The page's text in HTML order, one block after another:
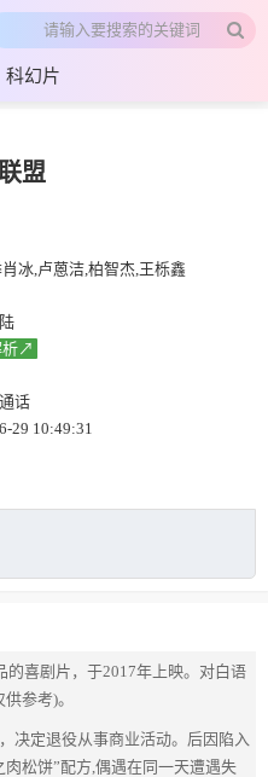
科幻片
盟
冰,卢蒽洁,柏智杰,王栎鑫
析↗
话
29 10:49:31
的喜剧片，于2017年上映。对白语
参考)。
决定退役从事商业活动。后因陷入
松饼”配方,偶遇在同一天遭遇失